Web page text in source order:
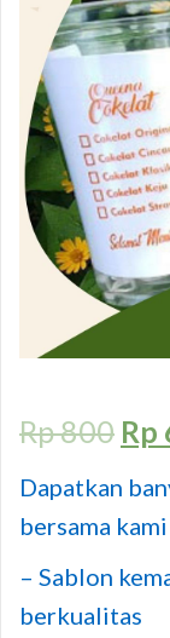
Rp800 Rp
Dapatkan
bersama kami
– Sablon
berkualitas